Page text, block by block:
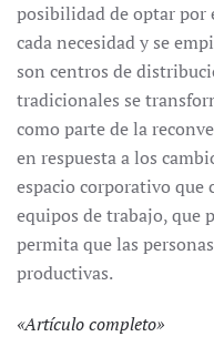
posibilidad de optar por
cada necesidad y se
son centros de
tradicionales se
como parte de la
en respuesta a los
espacio corporativo que
equipos de trabajo, que
permita que las
productivas.
«Artículo completo»